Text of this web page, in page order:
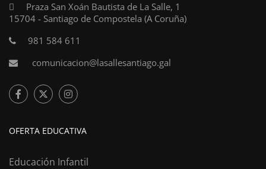
Praza San Xoán Bautista de La Salle, 1
15704 - Santiago de Compostela (A Coruña)
981 584 611
comunicacion@lasallesantiago.gal
OFERTA EDUCATIVA
Educación Infantil